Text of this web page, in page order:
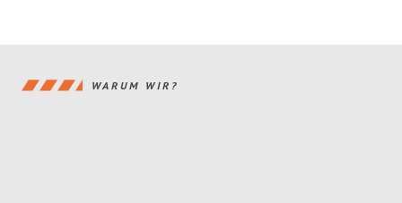
WARUM WIR?